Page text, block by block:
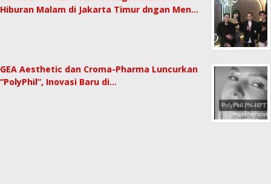
Hiburan Malam di Jakarta Timur dngan Men…
GEA Aesthetic dan Croma-Pharma Luncurkan
“PolyPhil”, Inovasi Baru di…